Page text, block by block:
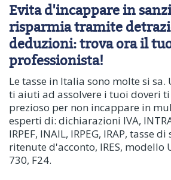
Evita d'incappare in
risparmia tramite
deduzioni: trova ora il
professionista!
Le tasse in Italia sono molte si sa.
ti aiuti ad assolvere i tuoi doveri
prezioso per non incappare in
esperti di: dichiarazioni IVA,
IRPEF, INAIL, IRPEG, IRAP, tasse
ritenute d'acconto, IRES, modello
730, F24.